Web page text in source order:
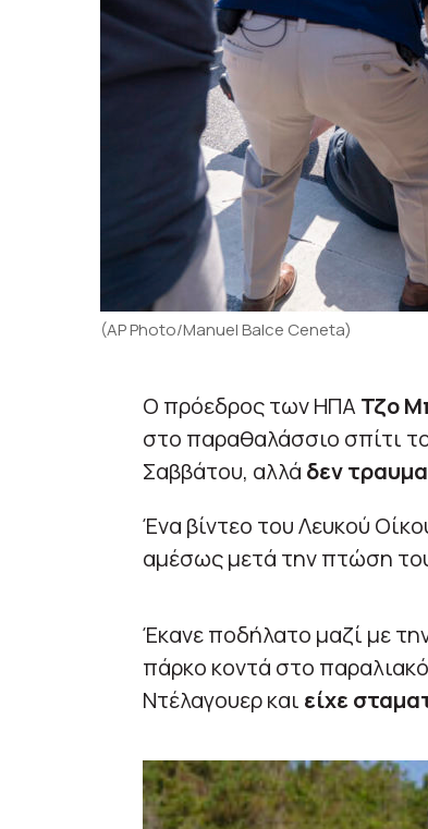
(AP Photo/Manuel Balce Ceneta)
Ο πρόεδρος των ΗΠΑ Τζο
στο παραθαλάσσιο σπίτι
Σαββάτου, αλλά δεν
Ένα βίντεο του Λευκού
αμέσως μετά την πτώση
Έκανε ποδήλατο μαζί με
πάρκο κοντά στο
Ντέλαγουερ και είχε